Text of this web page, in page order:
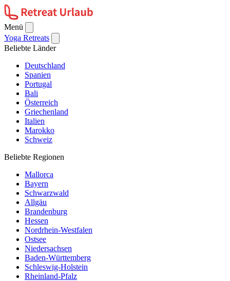
Menü
Yoga Retreats
Beliebte Länder
Deutschland
Spanien
Portugal
Bali
Österreich
Griechenland
Italien
Marokko
Schweiz
Beliebte Regionen
Mallorca
Bayern
Schwarzwald
Allgäu
Brandenburg
Hessen
Nordrhein-Westfalen
Ostsee
Niedersachsen
Baden-Württemberg
Schleswig-Holstein
Rheinland-Pfalz